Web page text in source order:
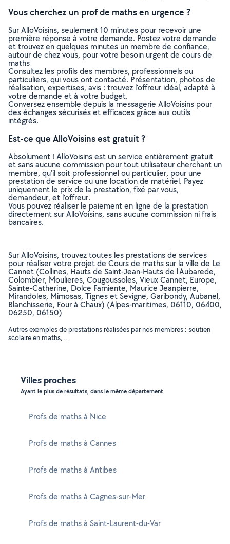
Vous cherchez un prof de maths en urgence ?
Sur AlloVoisins, seulement 10 minutes pour recevoir une
première réponse à votre demande. Postez votre demande
et trouvez en quelques minutes un membre de confiance,
autour de chez vous, pour votre besoin urgent de cours de
maths
Consultez les profils des membres, professionnels ou
particuliers, qui vous ont contacté. Présentation, photos de
réalisation, expertises, avis : trouvez l'offreur idéal, adapté à
votre demande et à votre budget.
Conversez ensemble depuis la messagerie AlloVoisins pour
des échanges sécurisés et efficaces grâce aux outils
intégrés.
Est-ce que AlloVoisins est gratuit ?
Absolument ! AlloVoisins est un service entièrement gratuit
et sans aucune commission pour tout utilisateur cherchant un
membre, qu’il soit professionnel ou particulier, pour une
prestation de service ou une location de matériel. Payez
uniquement le prix de la prestation, fixé par vous,
demandeur, et l’offreur.
Vous pouvez réaliser le paiement en ligne de la prestation
directement sur AlloVoisins, sans aucune commission ni frais
bancaires.
Sur AlloVoisins, trouvez toutes les prestations de services
pour réaliser votre projet de Cours de maths sur la ville de Le
Cannet (Collines, Hauts de Saint-Jean-Hauts de l'Aubarede,
Colombier, Moulieres, Cougoussoles, Vieux Cannet, Europe,
Sainte-Catherine, Dolce Farniente, Maurice Jeanpierre,
Mirandoles, Mimosas, Tignes et Sevigne, Garibondy, Aubanel,
Blanchisserie, Four à Chaux) (Alpes-maritimes, 06110, 06400,
06250, 06150)
Autres exemples de prestations réalisées par nos membres : soutien
scolaire en maths, ..
Villes proches
Ayant le plus de résultats, dans le même département
Profs de maths à Nice
Profs de maths à Cannes
Profs de maths à Antibes
Profs de maths à Cagnes-sur-Mer
Profs de maths à Saint-Laurent-du-Var